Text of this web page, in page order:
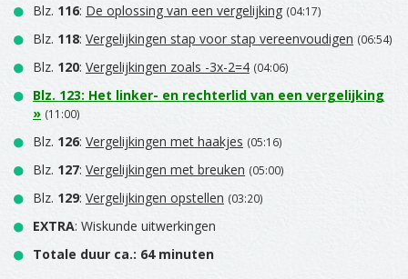
Blz. 116: De oplossing van een vergelijking (04:17)
Blz. 118: Vergelijkingen stap voor stap vereenvoudigen (06:54)
Blz. 120: Vergelijkingen zoals -3x-2=4 (04:06)
Blz. 123: Het linker- en rechterlid van een vergelijking
» (11:00)
Blz. 126: Vergelijkingen met haakjes (05:16)
Blz. 127: Vergelijkingen met breuken (05:00)
Blz. 129: Vergelijkingen opstellen (03:20)
EXTRA: Wiskunde uitwerkingen
Totale duur ca.: 64 minuten